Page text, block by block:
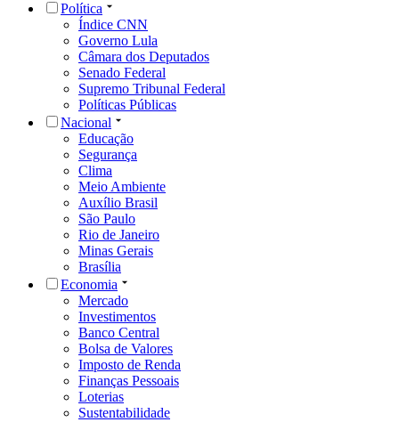
Política
Índice CNN
Governo Lula
Câmara dos Deputados
Senado Federal
Supremo Tribunal Federal
Políticas Públicas
Nacional
Educação
Segurança
Clima
Meio Ambiente
Auxílio Brasil
São Paulo
Rio de Janeiro
Minas Gerais
Brasília
Economia
Mercado
Investimentos
Banco Central
Bolsa de Valores
Imposto de Renda
Finanças Pessoais
Loterias
Sustentabilidade